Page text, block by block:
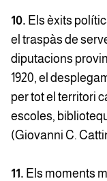
10. Els èxits
el traspàs de
diputacions
1920, el
per tot el territori
escoles,
(Giovanni C.
11. Els moments